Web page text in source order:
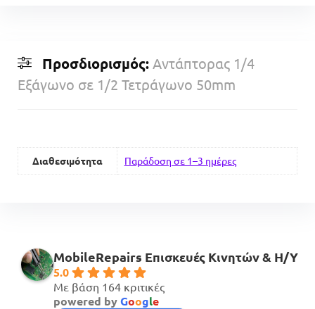
Προσδιορισμός: Αντάπτορας 1/4
Εξάγωνο σε 1/2 Τετράγωνο 50mm
Διαθεσιμότητα Παράδοση σε 1–3 ημέρες
MobileRepairs Επισκευές Κινητών & H/Y
5.0
Με βάση 164 κριτικές
powered byGoogle